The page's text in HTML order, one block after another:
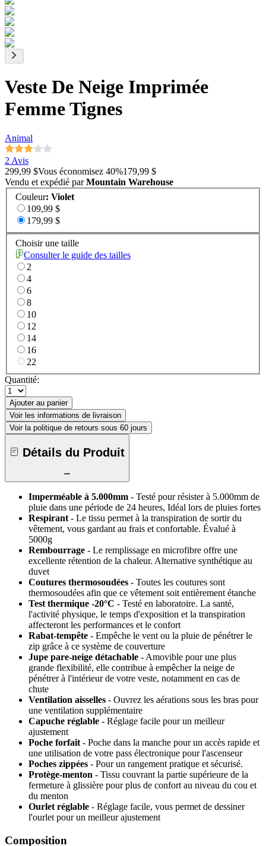
Veste De Neige Imprimée
Femme Tignes
Animal
2 Avis
299,99 $Vous économisez 40%179,99 $
Vendu et expédié parMountain Warehouse
Couleur: Violet
109,99 $
179,99 $
Choisir une taille
Consulter le guide des tailles
2
4
6
8
10
12
14
16
22
Quantité:
Ajouter au panier
Voir les informations de livraison
Voir la politique de retours sous 60 jours
Détails du Produit
Imperméable à 5.000mm - Testé pour résister à 5.000mm de
pluie dans une période de 24 heures, Idéal lors de pluies fortes
Respirant - Le tissu permet à la transpiration de sortir du
vêtement, vous gardant au frais et confortable. Évalué à
5000g
Rembourrage - Le remplissage en microfibre offre une
excellente rétention de la chaleur. Alternative synthétique au
duvet
Coutures thermosoudées - Toutes les coutures sont
thermosoudées afin que ce vêtement soit entièrement étanche
Test thermique -20°C - Testé en laboratoire. La santé,
l'activité physique, le temps d'exposition et la transpiration
affecteront les performances et le confort
Rabat-tempête - Empêche le vent ou la pluie de pénétrer le
zip grâce à ce système de couverture
Jupe pare-neige détachable - Amovible pour une plus
grande flexibilité, elle contribue à empêcher la neige de
pénétrer à l'intérieur de votre veste, notamment en cas de
chute
Ventilation aisselles - Ouvrez les aérations sous les bras pour
une ventilation supplémentaire
Capuche réglable - Réglage facile pour un meilleur
ajustement
Poche forfait - Poche dans la manche pour un accès rapide et
une utilisation de votre pass électronique pour l'ascenseur
Poches zippées - Pour un rangement pratique et sécurisé.
Protège-menton - Tissu couvrant la partie supérieure de la
fermeture à glissière pour plus de confort au niveau du cou et
du menton
Ourlet réglable - Réglage facile, vous permet de dessiner
l'ourlet pour un meilleur ajustement
Composition